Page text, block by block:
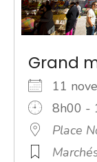
Grand
11
8h00 -
Place